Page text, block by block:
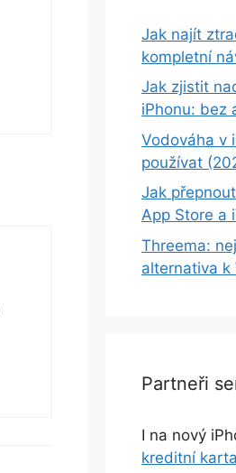
Jak najít
kompletní
Jak zjistit
iPhonu: bez
Vodováha v
používat
Jak
App Store a
Threema:
alternativa k
Partneři
I na nový
kreditní karta